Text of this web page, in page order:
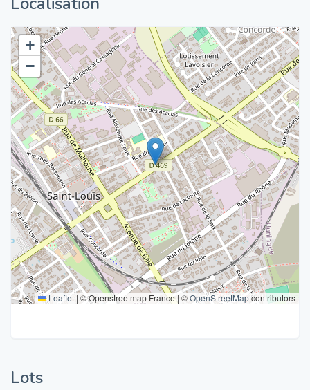
+
−
Leaflet | © Openstreetmap France | ©OpenStreetMapcontributors
Lots